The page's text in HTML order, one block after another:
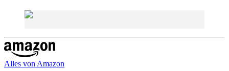
Alles von Amazon